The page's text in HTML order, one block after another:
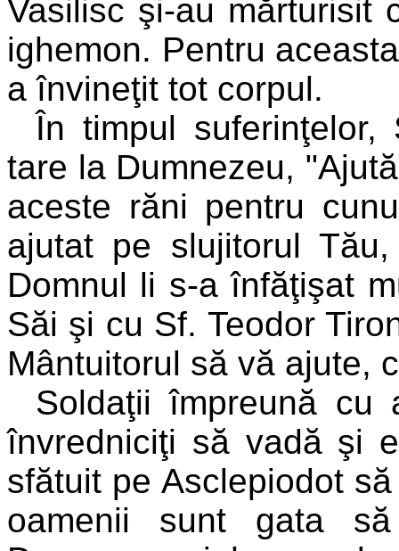
Vasilisc şi-au mărturisit
ighemon. Pentru
a învineţit tot corpul.
În timpul
tare la Dumnezeu,
aceste răni pentru
ajutat pe slujitorul
Domnul li s-a înfăţişat
Săi şi cu Sf. Teodor
Mântuitorul să vă ajute,
Soldaţii împreună
învredniciţi să vadă şi
sfătuit pe Asclepiodot
oamenii sunt gata